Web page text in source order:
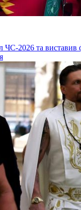
ЧС-2026 та виставив